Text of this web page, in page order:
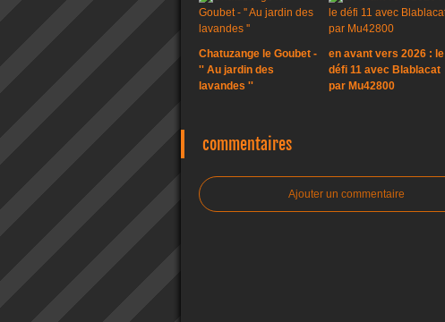
Chatuzange le Goubet -
'' Au jardin des
lavandes ''
en avant vers 2026 : le
défi 11 avec Blablacat
par Mu42800
commentaires
Ajouter un commentaire